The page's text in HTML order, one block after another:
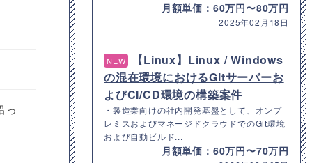
っ
月額単価：60万円〜80万円
2025年02月18日
NEW
【Linux】Linux / Windows
の混在環境におけるGitサーバーお
よびCI/CD環境の構築案件
・製造業向けの社内開発基盤として、オンプ
レミスおよびマネージドクラウドでのGit環境
および自動ビルド...
月額単価：60万円〜70万円